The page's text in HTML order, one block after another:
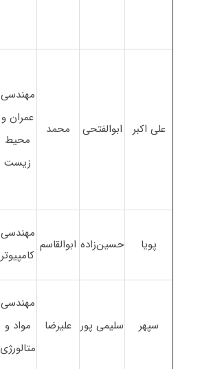
علی اکبر ابوالفتحی محمد
مهندسی
عمران و
محیط
زیست
پویا حسین‌زاده ابوالقاسم
مهندسی
کامپیوتر
سپهر سلیمی پور علیرضا
مهندسی
مواد و
متالورژی